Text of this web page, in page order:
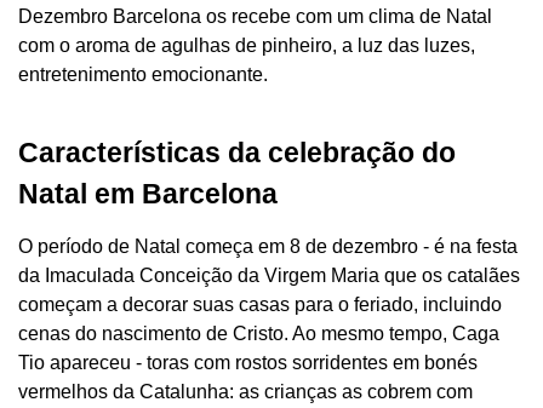
Dezembro Barcelona os recebe com um clima de Natal
com o aroma de agulhas de pinheiro, a luz das luzes,
entretenimento emocionante.
Características da celebração do
Natal em Barcelona
O período de Natal começa em 8 de dezembro - é na festa
da Imaculada Conceição da Virgem Maria que os catalães
começam a decorar suas casas para o feriado, incluindo
cenas do nascimento de Cristo. Ao mesmo tempo, Caga
Tio apareceu - toras com rostos sorridentes em bonés
vermelhos da Catalunha: as crianças as cobrem com